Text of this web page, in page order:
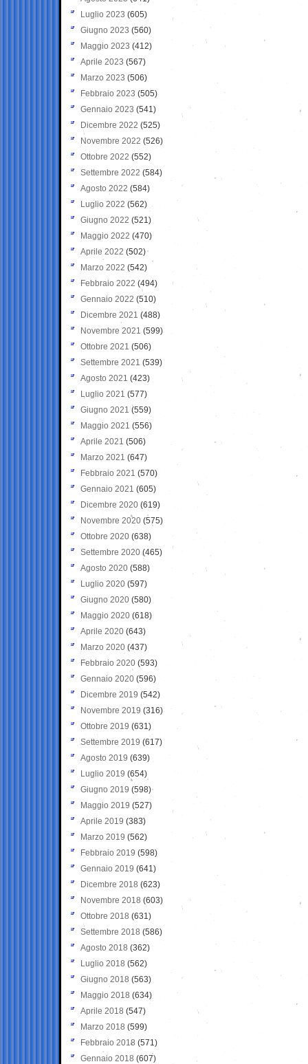
Luglio 2023 (605)
Giugno 2023 (560)
Maggio 2023 (412)
Aprile 2023 (567)
Marzo 2023 (506)
Febbraio 2023 (505)
Gennaio 2023 (541)
Dicembre 2022 (525)
Novembre 2022 (526)
Ottobre 2022 (552)
Settembre 2022 (584)
Agosto 2022 (584)
Luglio 2022 (562)
Giugno 2022 (521)
Maggio 2022 (470)
Aprile 2022 (502)
Marzo 2022 (542)
Febbraio 2022 (494)
Gennaio 2022 (510)
Dicembre 2021 (488)
Novembre 2021 (599)
Ottobre 2021 (506)
Settembre 2021 (539)
Agosto 2021 (423)
Luglio 2021 (577)
Giugno 2021(559)
Maggio 2021 (556)
Aprile 2021 (506)
Marzo 2021 (647)
Febbraio 2021 (570)
Gennaio 2021 (605)
Dicembre 2020 (619)
Novembre 2020 (575)
Ottobre 2020 (638)
Settembre 2020(465)
Agosto 2020 (588)
Luglio 2020 (597)
Giugno 2020 (580)
Maggio 2020 (618)
Aprile 2020 (643)
Marzo 2020 (437)
Febbraio 2020 (593)
Gennaio 2020 (596)
Dicembre 2019 (542)
Novembre 2019 (316)
Ottobre 2019 (631)
Settembre 2019 (617)
Agosto 2019 (639)
Luglio 2019 (654)
Giugno 2019 (598)
Maggio 2019 (527)
Aprile 2019 (383)
Marzo 2019 (562)
Febbraio 2019 (598)
Gennaio 2019 (641)
Dicembre 2018 (623)
Novembre 2018 (603)
Ottobre 2018 (631)
Settembre 2018 (586)
Agosto 2018 (362)
Luglio 2018 (562)
Giugno 2018 (563)
Maggio 2018 (634)
Aprile 2018 (547)
Marzo 2018 (599)
Febbraio 2018 (571)
Gennaio 2018 (607)